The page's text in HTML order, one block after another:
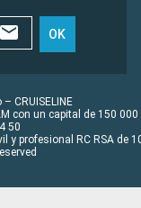
OK
CRUISELINE
con un capital de 150 000
50
profesional RC RSA de